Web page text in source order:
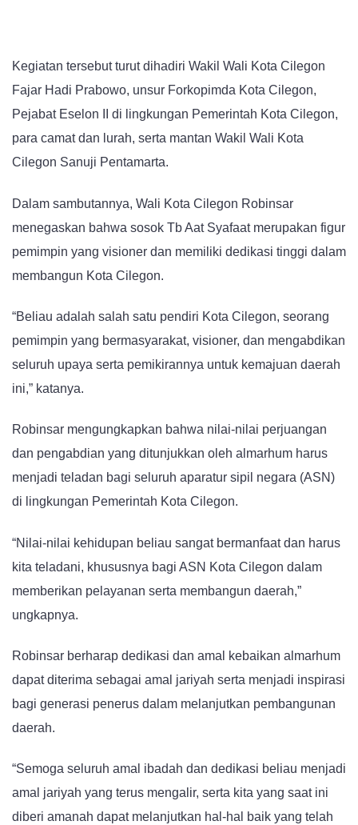
Kegiatan tersebut turut dihadiri Wakil Wali Kota Cilegon
Fajar Hadi Prabowo, unsur Forkopimda Kota Cilegon,
Pejabat Eselon II di lingkungan Pemerintah Kota Cilegon,
para camat dan lurah, serta mantan Wakil Wali Kota
Cilegon Sanuji Pentamarta.
Dalam sambutannya, Wali Kota Cilegon Robinsar
menegaskan bahwa sosok Tb Aat Syafaat merupakan figur
pemimpin yang visioner dan memiliki dedikasi tinggi dalam
membangun Kota Cilegon.
“Beliau adalah salah satu pendiri Kota Cilegon, seorang
pemimpin yang bermasyarakat, visioner, dan mengabdikan
seluruh upaya serta pemikirannya untuk kemajuan daerah
ini,” katanya.
Robinsar mengungkapkan bahwa nilai-nilai perjuangan
dan pengabdian yang ditunjukkan oleh almarhum harus
menjadi teladan bagi seluruh aparatur sipil negara (ASN)
di lingkungan Pemerintah Kota Cilegon.
“Nilai-nilai kehidupan beliau sangat bermanfaat dan harus
kita teladani, khususnya bagi ASN Kota Cilegon dalam
memberikan pelayanan serta membangun daerah,”
ungkapnya.
Robinsar berharap dedikasi dan amal kebaikan almarhum
dapat diterima sebagai amal jariyah serta menjadi inspirasi
bagi generasi penerus dalam melanjutkan pembangunan
daerah.
“Semoga seluruh amal ibadah dan dedikasi beliau menjadi
amal jariyah yang terus mengalir, serta kita yang saat ini
diberi amanah dapat melanjutkan hal-hal baik yang telah